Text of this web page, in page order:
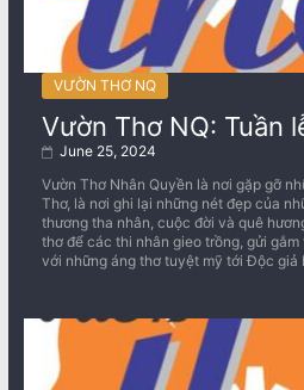
VƯỜN THƠ NQ
Vườn Thơ NQ: Tuần
June 25, 2024
Vườn Thơ Nhân Quyền là nơi gặp gỡ
Thơ, là nơi ghi lại những nét đẹp của
thương tha nhân, cuộc đời và quê
thơ để các thi nhân gieo trồng, gửi
với những áng thơ tuyệt mỹ tới Độc giả